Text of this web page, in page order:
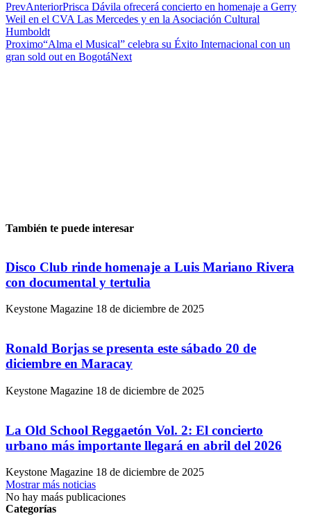
PrevAnteriorPrisca Dávila ofrecerá concierto en homenaje a Gerry
Weil en el CVA Las Mercedes y en la Asociación Cultural
Humboldt
Proximo“Alma el Musical” celebra su Éxito Internacional con un
gran sold out en BogotáNext
También te puede interesar
Disco Club rinde homenaje a Luis Mariano Rivera
con documental y tertulia
Keystone Magazine 18 de diciembre de 2025
Ronald Borjas se presenta este sábado 20 de
diciembre en Maracay
Keystone Magazine 18 de diciembre de 2025
La Old School Reggaetón Vol. 2: El concierto
urbano más importante llegará en abril del 2026
Keystone Magazine 18 de diciembre de 2025
Mostrar más noticias
No hay maás publicaciones
Categorías